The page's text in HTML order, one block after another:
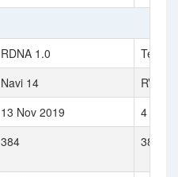
RDNA 1.0
Navi 14
RV670
13 Nov 2019
4 April
384 381